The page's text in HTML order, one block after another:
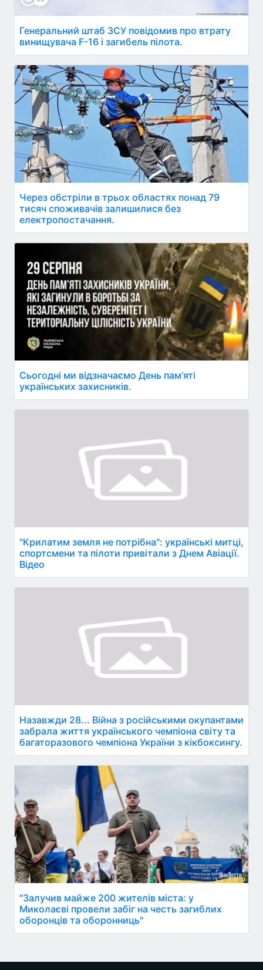
Генеральний штаб ЗСУ повідомив про втрату
винищувача F-16 і загибель пілота.
Через обстріли в трьох областях понад 79
тисяч споживачів залишилися без
електропостачання.
Сьогодні ми відзначаємо День пам'яті
українських захисників.
"Крилатим земля не потрібна": українські митці,
спортсмени та пілоти привітали з Днем Авіації.
Відео
Назавжди 28... Війна з російськими окупантами
забрала життя українського чемпіона світу та
багаторазового чемпіона України з кікбоксингу.
"Залучив майже 200 жителів міста: у
Миколаєві провели забіг на честь загиблих
оборонців та оборонниць"